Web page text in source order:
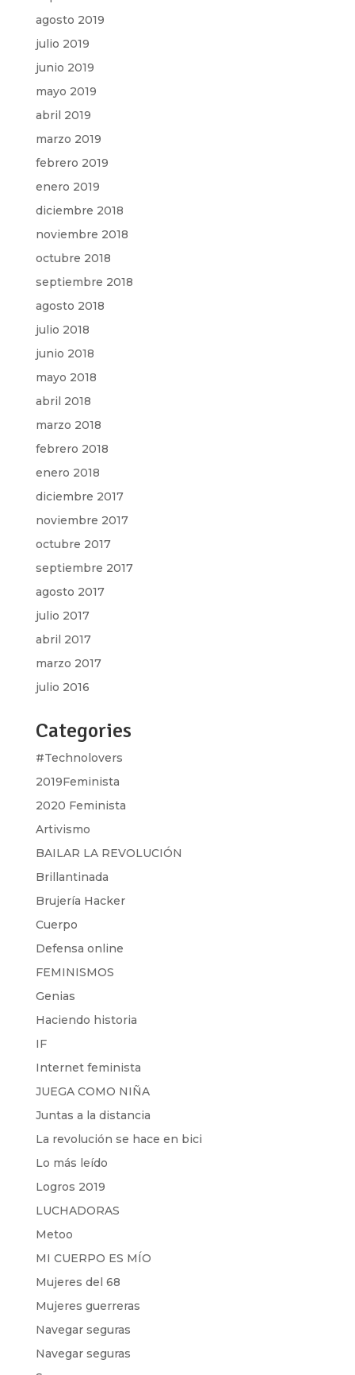
agosto 2019
julio 2019
junio 2019
mayo 2019
abril 2019
marzo 2019
febrero 2019
enero 2019
diciembre 2018
noviembre 2018
octubre 2018
septiembre 2018
agosto 2018
julio 2018
junio 2018
mayo 2018
abril 2018
marzo 2018
febrero 2018
enero 2018
diciembre 2017
noviembre 2017
octubre 2017
septiembre 2017
agosto 2017
julio 2017
abril 2017
marzo 2017
julio 2016
Categories
#Technolovers
2019Feminista
2020 Feminista
Artivismo
BAILAR LA REVOLUCIÓN
Brillantinada
Brujería Hacker
Cuerpo
Defensa online
FEMINISMOS
Genias
Haciendo historia
IF
Internet feminista
JUEGA COMO NIÑA
Juntas a la distancia
La revolución se hace en bici
Lo más leído
Logros 2019
LUCHADORAS
Metoo
MI CUERPO ES MÍO
Mujeres del 68
Mujeres guerreras
Navegar seguras
Navegar seguras